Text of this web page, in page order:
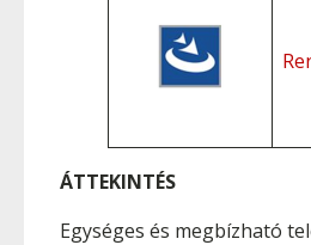
ÁTTEKINTÉS
Egységes és megbízható